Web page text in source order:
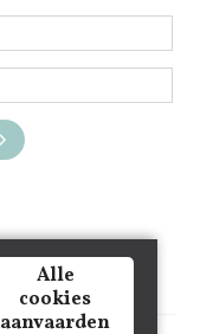
Alle
cookies
aanvaarden